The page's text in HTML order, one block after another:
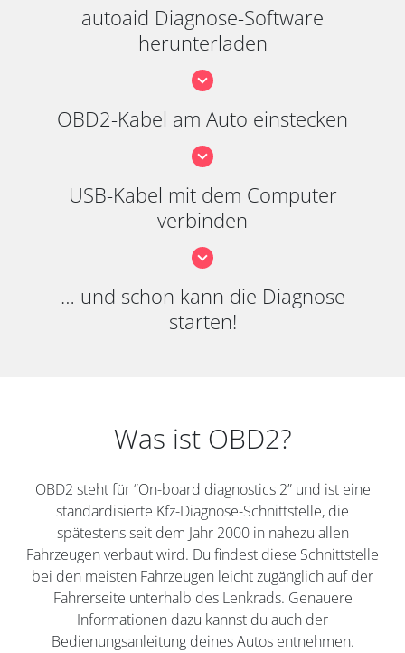
autoaid Diagnose-Software
herunterladen
OBD2-Kabel am Auto einstecken
USB-Kabel mit dem Computer
verbinden
… und schon kann die Diagnose
starten!
Was ist OBD2?
OBD2 steht für “On-board diagnostics 2” und ist eine
standardisierte Kfz-Diagnose-Schnittstelle, die
spätestens seit dem Jahr 2000 in nahezu allen
Fahrzeugen verbaut wird. Du findest diese Schnittstelle
bei den meisten Fahrzeugen leicht zugänglich auf der
Fahrerseite unterhalb des Lenkrads. Genauere
Informationen dazu kannst du auch der
Bedienungsanleitung deines Autos entnehmen.